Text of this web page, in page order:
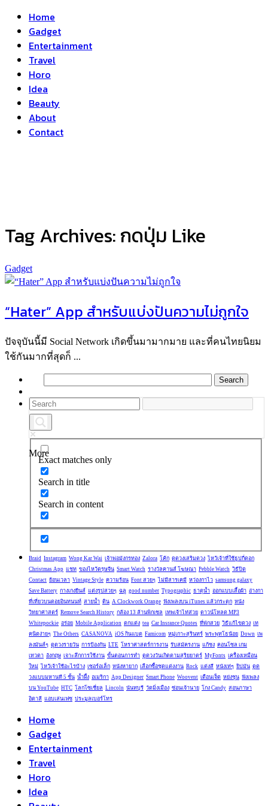
Home
Gadget
Entertainment
Travel
Horo
Idea
Beauty
About
Contact
Tag Archives:กดปุ่ม Like
Gadget
“Hater” App สำหรับแบ่งปันความไม่ถูกใจ
ปัจจุบันนี้มี Social Network เกิดขึ้นมามากมาย และที่คนไทยนิยม
ใช้กันมากที่สุดก็ ...
More
Exact matches only
Search in title
Search in content
Braid Instagram Wong Kar Wai เจ้าพ่อมังกรทอง Zalora โค้ก ดูดวงเสริมดวง ไหว้เจ้าที่ใช้ธูปกี่ดอก
Christmas App แชท ของไหว้ตรุษจีน Smart Watch รางวัลคานส์ โฆษณา Pebble Watch วิธีปิด
Contact ย้อนเวลา Vintage Style ความร้อน Font สวยๆ ไม่มีสารเคมี หว่องกาไว samsung galaxy
Save Battery กางเกงยีนส์ แต่งรูปสวยๆ ฉลู good number Typographic ธาตุน้ำ ออกแบบเสื้อผ้า อ่างกา
ที่เที่ยวบนดอยอินทนนท์ สายน้ำ ดิน A Clockwork Orange ฟังเพลงบน iTunes แล้วกระตุก หนัง
วิทยาศาสตร์ Remove Search History กล้อง 13 ล้านพิกเซล เทพเจ้าไท่ส่วย ดาวน์โหลด MP3
Whitepockie อร่อย Mobile Application ตกแต่ง tea Car Insrance Quotes ที่พักสวย วิธีแก้ไขดวง เท
คนิดง่ายๆ The Others CASANOVA iOS กินแบต Famicom หมู่เกาะสุรินทร์ พระพุทโธน้อย Down เพ
ลงมันส์ๆ ดูดวงรายวัน การป้องกัน LTE โหราศาสตร์การงาน รับสมัครงาน แก้ชง คอนโซล เกม
เทวดา อังกฤษ เจาะลึกการใช้งาน ขั้นตอนการทำ ดูดวงวันเกิดตามสุริยยาตร์ MyFonts เครื่องเหมือน
ใหม่ ไหว้เจ้าใช้อะไรบ้าง เซอร์อเล็ก หนังหายาก เลือกซื้อชุดแต่งงาน Rock แต่งสี หนังเท่ๆ ยิปมัน ดูด
วงแบบมหานที 5 ชั้น น้ำผึ้ง อเมริกา App Designer Smart Phone Woovent เดือนเจ็ด หย่งชุน ฟังเพลง
บน YouTube HTC โลกโซเชี่ยล Lincoln นันทบุรี วัดมิ่งเมือง ซ่อนเจ้านาย โกง Candy สอนภาษา
อิตาลี แอบเล่นเฟซ ประมูลเบอร์โทร
Home
Gadget
Entertainment
Travel
Horo
Idea